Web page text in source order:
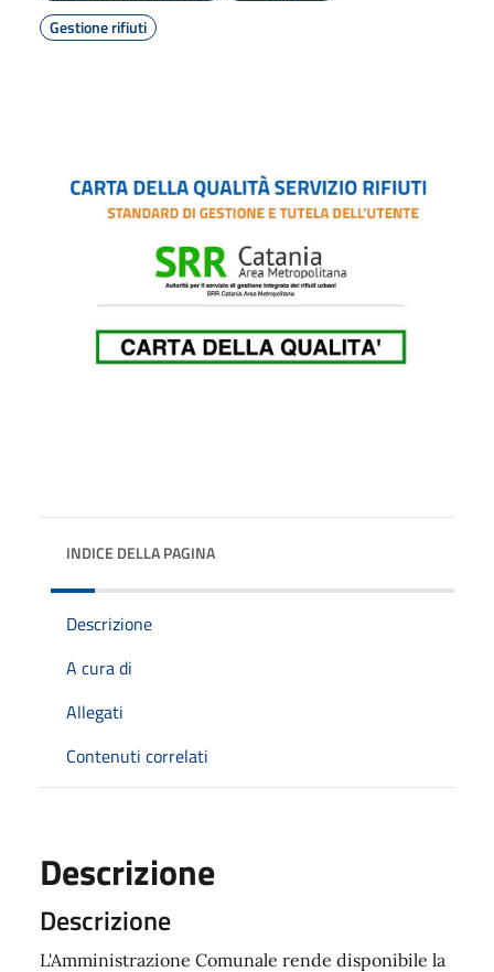
Gestione rifiuti
INDICE DELLA PAGINA
Descrizione
A cura di
Allegati
Contenuti correlati
Descrizione
Descrizione
L'Amministrazione Comunale rende disponibile la